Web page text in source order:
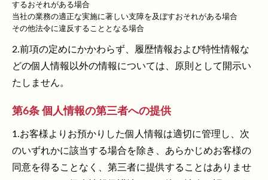
するおそれがある場合
当社の業務の適正な実施に著しい支障を及ぼすおそれがある場合
その他法令に違反することとなる場合
2.前項の定めにかかわらず、履歴情報および特性情報な
どの個人情報以外の情報については、原則として開示い
たしません。
第6条 個人情報の第三者への提供
1.お客様よりお預かりした個人情報は適切に管理し、次
のいずれかに該当する場合を除き、あらかじめお客様の
同意を得ることなく、第三者に提供することはありませ